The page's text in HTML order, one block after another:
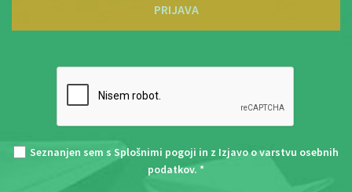
PRIJAVA
Seznanjen sem s Splošnimi pogoji in z Izjavo o varstvu osebnih
podatkov. *